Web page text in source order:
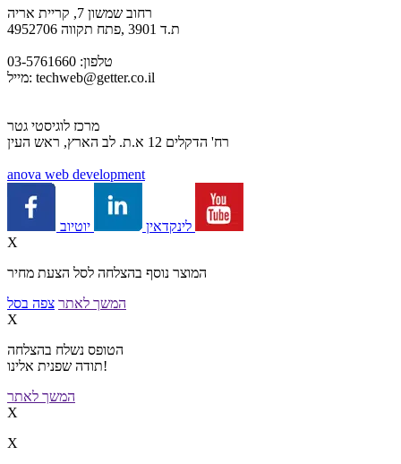
רחוב שמשון 7, קריית אריה
ת.ד 3901 ,פתח תקווה 4952706
טלפון: 03-5761660
מייל: techweb@getter.co.il
מרכז לוגיסטי גטר
רח' הדקלים 12 א.ת. לב הארץ, ראש העין
anova web development
לינקדאין
X
המוצר נוסף בהצלחה לסל הצעת מחיר
המשך לאתר צפה בסל
X
הטופס נשלח בהצלחה
תודה שפנית אלינו!
המשך לאתר
X
X